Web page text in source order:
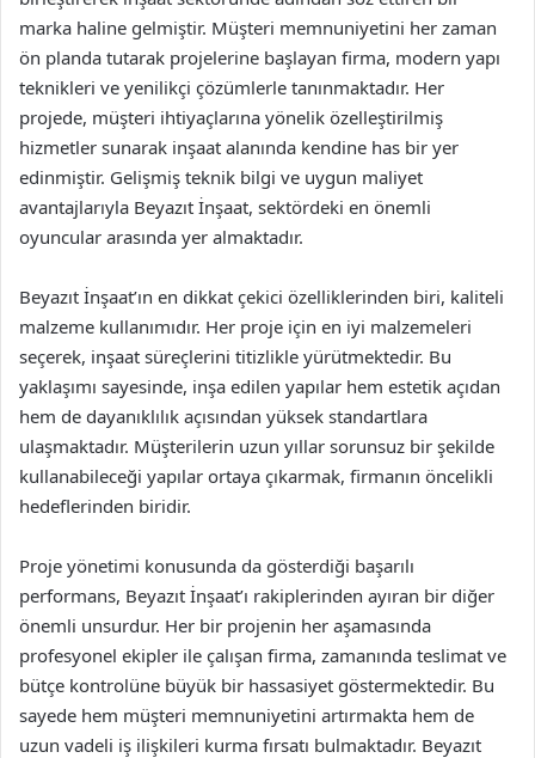
marka haline gelmiştir. Müşteri memnuniyetini her zaman
ön planda tutarak projelerine başlayan firma, modern yapı
teknikleri ve yenilikçi çözümlerle tanınmaktadır. Her
projede, müşteri ihtiyaçlarına yönelik özelleştirilmiş
hizmetler sunarak inşaat alanında kendine has bir yer
edinmiştir. Gelişmiş teknik bilgi ve uygun maliyet
avantajlarıyla Beyazıt İnşaat, sektördeki en önemli
oyuncular arasında yer almaktadır.
Beyazıt İnşaat’ın en dikkat çekici özelliklerinden biri, kaliteli
malzeme kullanımıdır. Her proje için en iyi malzemeleri
seçerek, inşaat süreçlerini titizlikle yürütmektedir. Bu
yaklaşımı sayesinde, inşa edilen yapılar hem estetik açıdan
hem de dayanıklılık açısından yüksek standartlara
ulaşmaktadır. Müşterilerin uzun yıllar sorunsuz bir şekilde
kullanabileceği yapılar ortaya çıkarmak, firmanın öncelikli
hedeflerinden biridir.
Proje yönetimi konusunda da gösterdiği başarılı
performans, Beyazıt İnşaat’ı rakiplerinden ayıran bir diğer
önemli unsurdur. Her bir projenin her aşamasında
profesyonel ekipler ile çalışan firma, zamanında teslimat ve
bütçe kontrolüne büyük bir hassasiyet göstermektedir. Bu
sayede hem müşteri memnuniyetini artırmakta hem de
uzun vadeli iş ilişkileri kurma fırsatı bulmaktadır. Beyazıt